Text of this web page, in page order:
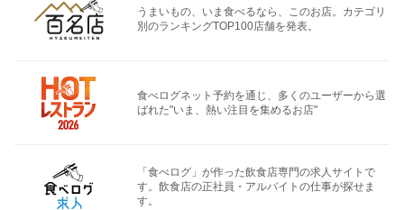
うまいもの、いま食べるなら、このお店。カテゴリ
別のランキングTOP100店舗を発表。
食べログネット予約を通じ、多くのユーザーから選
ばれた"いま、熱い注目を集めるお店"
「食べログ」が作った飲食店専門の求人サイトで
す。飲食店の正社員・アルバイトの仕事が探せま
す。